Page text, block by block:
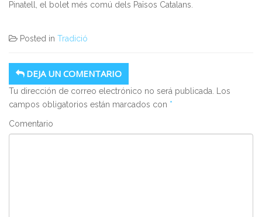
Pinatell, el bolet més comú dels Països Catalans.
Posted in Tradició
DEJA UN COMENTARIO
Tu dirección de correo electrónico no será publicada.
Los
campos obligatorios están marcados con *
Comentario